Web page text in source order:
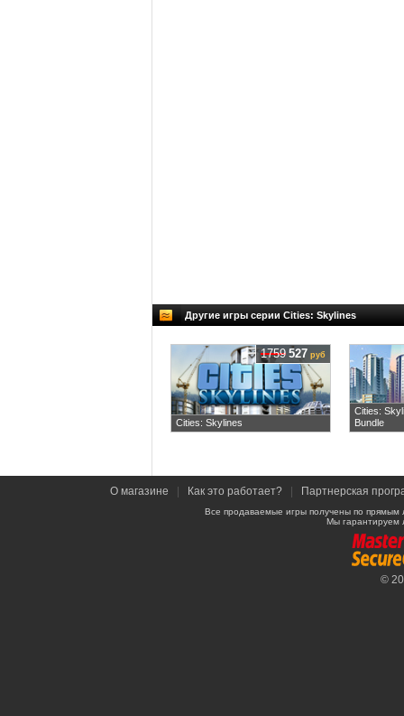
Другие игры серии Cities: Skylines
Cities: Skylines
1759 527 руб
Cities:
Bundle
О магазине Как это работает? Партнерская
Все продаваемые игры получены по
Мы гарантируем
©